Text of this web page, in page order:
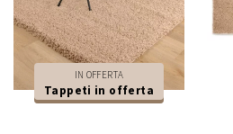
IN OFFERTA
Tappeti in offerta